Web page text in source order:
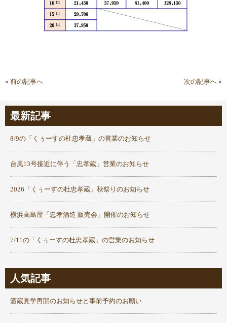
« 前の記事へ 次の記事へ »
最新記事
8/9の「くぅーすの杜忠孝蔵」の営業のお知らせ
台風13号接近に伴う「忠孝蔵」営業のお知らせ
2026「くぅーすの杜忠孝蔵」秋祭りのお知らせ
横浜高島屋「忠孝酒造 販売会」開催のお知らせ
7/11の「くぅーすの杜忠孝蔵」の営業のお知らせ
人気記事
酒蔵見学再開のお知らせと事前予約のお願い